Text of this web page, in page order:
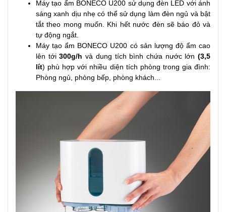
Máy tạo ẩm BONECO U200 sử dụng đèn LED với ánh
sáng xanh dịu nhẹ có thể sử dụng làm đèn ngủ và bật
tắt theo mong muốn. Khi hết nước đèn sẽ báo đỏ và
tự động ngắt.
Máy tạo ẩm BONECO U200 có sản lượng độ ẩm cao
lên tới300g/h và dung tích bình chứa nước lớn(3,5
lít) phù hợp với nhiều diện tích phòng trong gia đình:
Phòng ngủ, phòng bếp, phòng khách...